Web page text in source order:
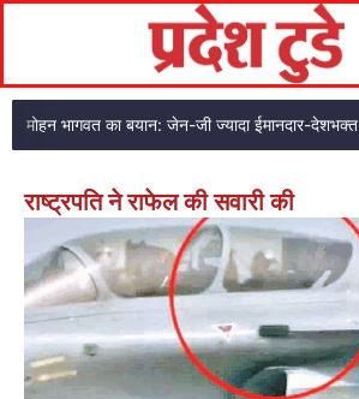
मोहन भागवत का बयान: जेन-जी ज्यादा ईमानदार-देशभक्त
राष्ट्रपति ने राफेल की सवारी की